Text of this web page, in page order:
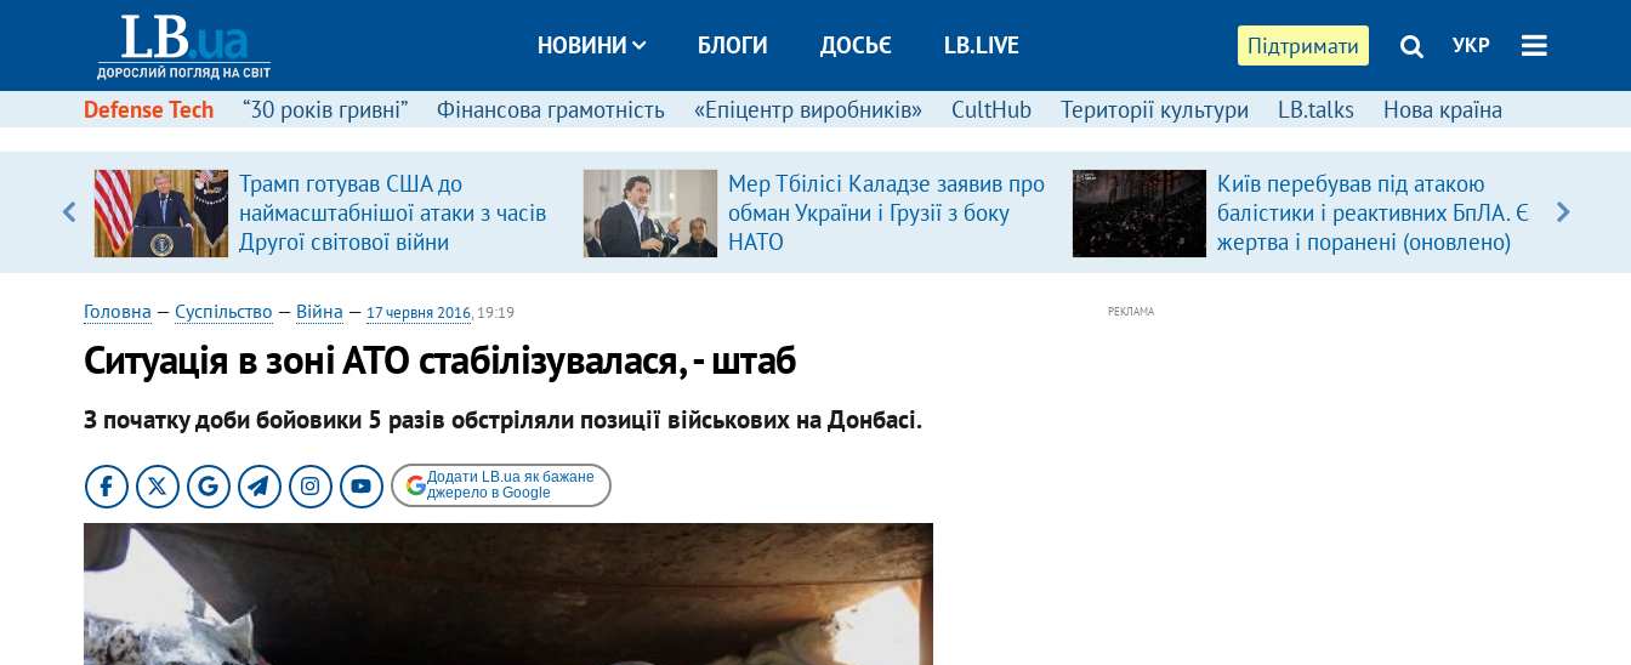
Підтримати УКР
НОВИНИ БЛОГИ ДОСЬЄ LB.LIVE
Defense Tech “30 років гривні” Фінансова грамотність «Епіцентр виробників» CultHub Території культури LB.talks Нова країна
Трамп готував США до
наймасштабнішої атаки з часів
Другої світової війни
Мер Тбілісі Каладзе заявив про
обман України і Грузії з боку
НАТО
Київ перебував під атакою
балістики і реактивних БпЛА. Є
жертва і поранені (оновлено)
Головна — Суспільство — Війна — 17 червня 2016, 19:19
Ситуація в зоні АТО стабілізувалася, - штаб
З початку доби бойовики 5 разів обстріляли позиції військових на Донбасі.
Додати LB.ua як бажане
джерело в Google
РЕКЛАМА